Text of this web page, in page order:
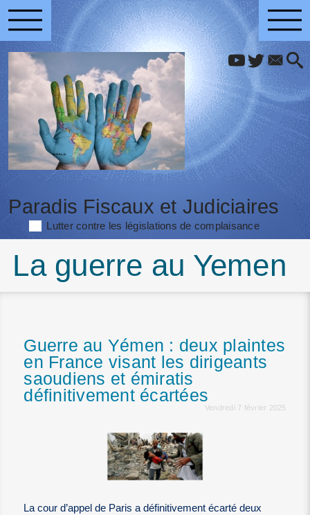
Paradis Fiscaux et Judiciaires
Lutter contre les législations de complaisance
La guerre au Yemen
Guerre au Yémen : deux plaintes
en France visant les dirigeants
saoudiens et émiratis
définitivement écartées
Vendredi 7 février 2025
La cour d’appel de Paris a définitivement écarté deux